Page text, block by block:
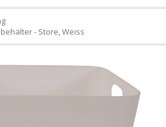
- Store, Weiss